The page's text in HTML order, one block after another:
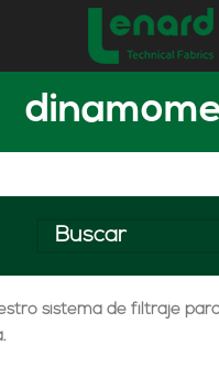
sistema de filtraje